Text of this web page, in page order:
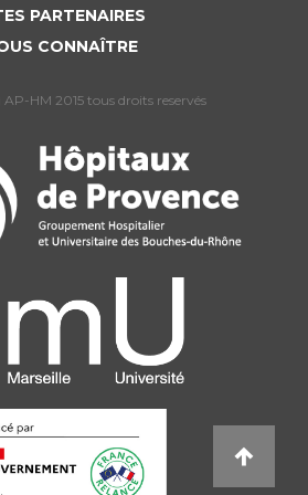
PARTENAIRES
CONNAÎTRE
HM 2015 tous droits reservés